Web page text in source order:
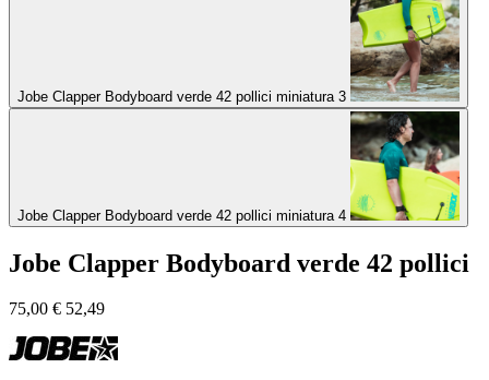
Jobe Clapper Bodyboard verde 42 pollici miniatura 3
Jobe Clapper Bodyboard verde 42 pollici miniatura 4
Jobe Clapper Bodyboard verde 42 pollici
75,00 € 52,49